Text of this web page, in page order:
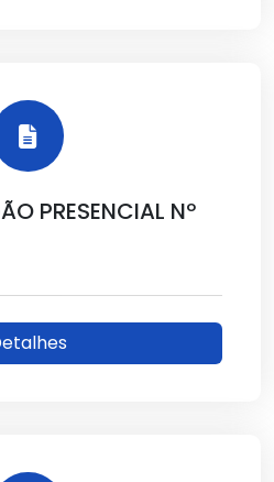
PRESENCIAL Nº